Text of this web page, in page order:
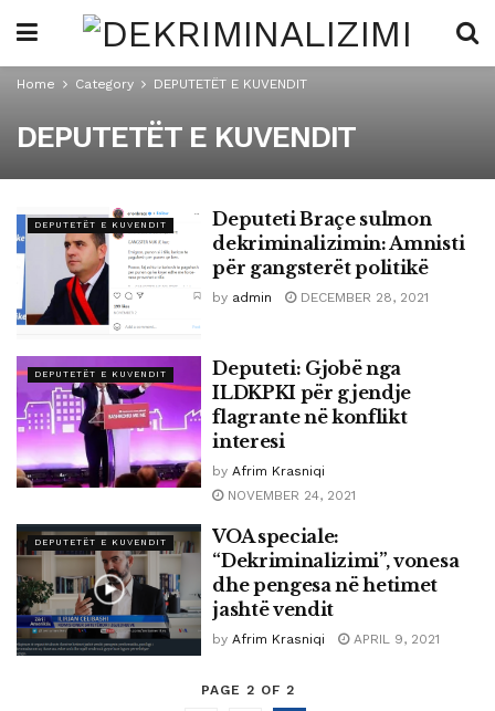
Home Category DEPUTETËT E KUVENDIT
DEPUTETËT E KUVENDIT
DEPUTETËT E KUVENDIT
Deputeti Braçe sulmon
dekriminalizimin: Amnisti
për gangsterët politikë
by admin DECEMBER 28, 2021
DEPUTETËT E KUVENDIT
Deputeti: Gjobë nga
ILDKPKI për gjendje
flagrante në konflikt
interesi
by Afrim Krasniqi
NOVEMBER 24, 2021
DEPUTETËT E KUVENDIT
VOA speciale:
“Dekriminalizimi”, vonesa
dhe pengesa në hetimet
jashtë vendit
by Afrim Krasniqi APRIL 9, 2021
PAGE 2 OF 2